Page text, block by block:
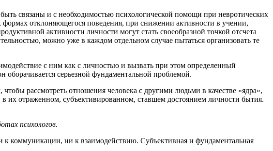
связаны и с необходимостью психологической помощи при невротических
отклоняющегося поведения, при снижении активности в учении,
активности личности могут стать своеобразной точкой отсчета
можно уже в каждом отдельном случае пытаться организовать те
с ним как с личностью и вызвать при этом определенный
серьезной фундаментальной проблемой.
рассмотреть отношения человека с другими людьми в качестве «ядра»,
в их отраженном, субъективированном, ставшем достоянием личности бытия.
психологов.
к коммуникации, ни к взаимодействию. Субъективная и фундаментальная